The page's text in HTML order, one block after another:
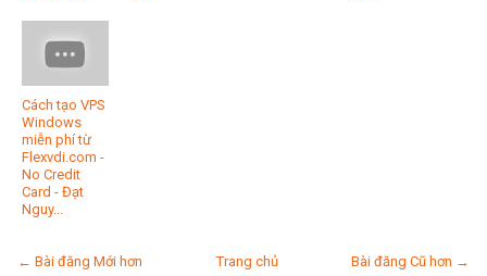
Cách tạo VPS
Windows
miễn phí từ
Flexvdi.com -
No Credit
Card - Đạt
Nguy...
← Bài đăng Mới hơn Bài đăng Cũ hơn →
Trang chủ